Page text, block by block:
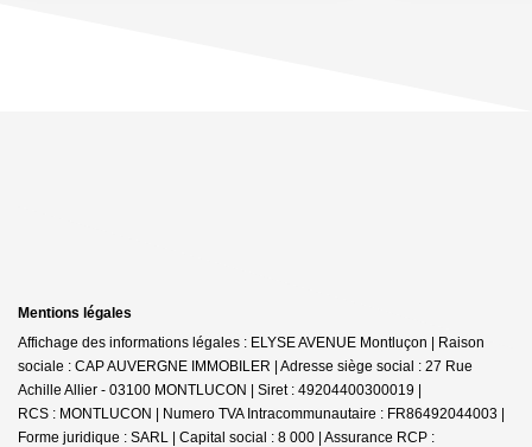
Mentions légales
Affichage des informations légales : ELYSE AVENUE Montluçon | Raison
sociale : CAP AUVERGNE IMMOBILER | Adresse siège social : 27 Rue
Achille Allier - 03100 MONTLUCON | Siret : 49204400300019 |
RCS : MONTLUCON | Numero TVA Intracommunautaire : FR86492044003 |
Forme juridique : SARL | Capital social : 8 000 | Assurance RCP :